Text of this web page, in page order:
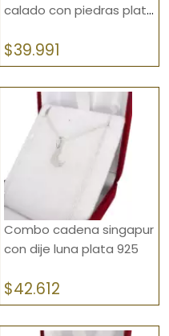
calado con piedras plata
$39.991
Combo cadena singapur
con dije luna plata 925
$42.612